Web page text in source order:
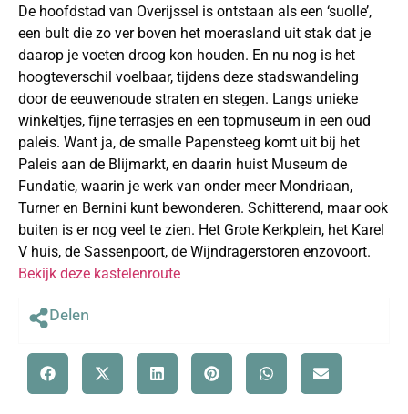
De hoofdstad van Overijssel is ontstaan als een ‘suolle’,
een bult die zo ver boven het moerasland uit stak dat je
daarop je voeten droog kon houden. En nu nog is het
hoogteverschil voelbaar, tijdens deze stadswandeling
door de eeuwenoude straten en stegen. Langs unieke
winkeltjes, fijne terrasjes en een topmuseum in een oud
paleis. Want ja, de smalle Papensteeg komt uit bij het
Paleis aan de Blijmarkt, en daarin huist Museum de
Fundatie, waarin je werk van onder meer Mondriaan,
Turner en Bernini kunt bewonderen. Schitterend, maar ook
buiten is er nog veel te zien. Het Grote Kerkplein, het Karel
V huis, de Sassenpoort, de Wijndragerstoren enzovoort.
Bekijk deze kastelenroute
Delen